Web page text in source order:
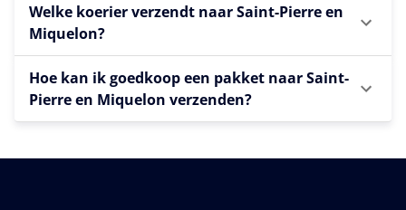
Welke koerier verzendt naar Saint-Pierre en
Miquelon?
Hoe kan ik goedkoop een pakket naar Saint-
Pierre en Miquelon verzenden?